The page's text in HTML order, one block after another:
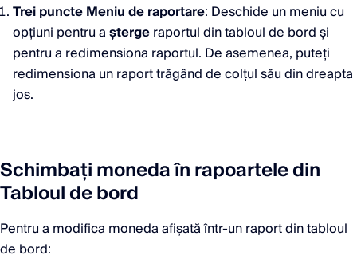
Trei puncte Meniu de raportare: Deschide un meniu cu
opțiuni pentru aștergeraportul din tabloul de bord și
pentru a redimensiona raportul. De asemenea, puteți
redimensiona un raport trăgând de colțul său din dreapta
jos.
Schimbați moneda în rapoartele din
Tabloul de bord
Pentru a modifica moneda afișată într-un raport din tabloul
de bord: